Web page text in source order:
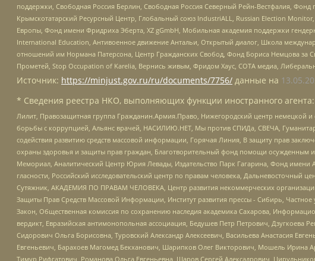
поддержки, Свободная Россия Берлин, Свободная Россия Северный Рейн-Вестфалия,
Крымскотатарский Ресурсный Центр, Глобальный союз IndustriALL, Russian Election
Европы, Фонд имени Фридриха Эберта, XZ gGmbH, Мобильная академия поддержки
International Education, Антивоенное движение Антальи, Открытый диалог, Школа
отношений им Нормана Патерсона, Центр Гражданских Свобод, Фонд Бориса Немцова за
Прометей, Stop Occupation of Karelia, Вернись живым, Фридом Хаус, СОТА медиа,
Источник: https://minjust.gov.ru/ru/documents/7756/ данные на
* Сведения реестра НКО, выполняющих функции иностранного агента:
Лилит, Правозащитная группа Гражданин.Армия.Право, Нижегородский центр немецкой
борьбы с коррупцией, Альянс врачей, НАСИЛИЮ.НЕТ, Мы против СПИДа, СВЕЧА,
содействия развитию средств массовой информации, Горячая Линия, В защиту прав
охраны здоровья и защиты прав граждан, Благотворительный фонд помощи осужденным
Мемориал, Аналитический Центр Юрия Левады, Издательство Парк Гагарина, Фонд
гласности, Российский исследовательский центр по правам человека, Дальневосточный
Сутяжник, АКАДЕМИЯ ПО ПРАВАМ ЧЕЛОВЕКА, Центр развития некоммерческих
Защиты Прав Средств Массовой Информации, Институт развития прессы - Сибирь,
Закон, Общественная комиссия по сохранению наследия академика Сахарова,
вердикт, Евразийская антимонопольная ассоциация, Бедушев Петр Петрович,
Сидорович Ольга Борисовна, Туровский Александр Алексеевич, Васильева Анастасия
Евгеньевич, Барахоев Магомед Бекханович, Шарипков Олег Викторович, Мошель Ирина
Тимур Рифгатович, Романова Ольга Евгеньевна, Щаров Сергей Алексадрович,